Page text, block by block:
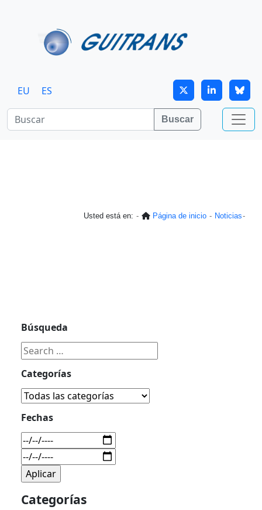
EU ES
Buscar
Usted está en: Página de inicio Noticias
Búsqueda
Categorías
Fechas
Categorías